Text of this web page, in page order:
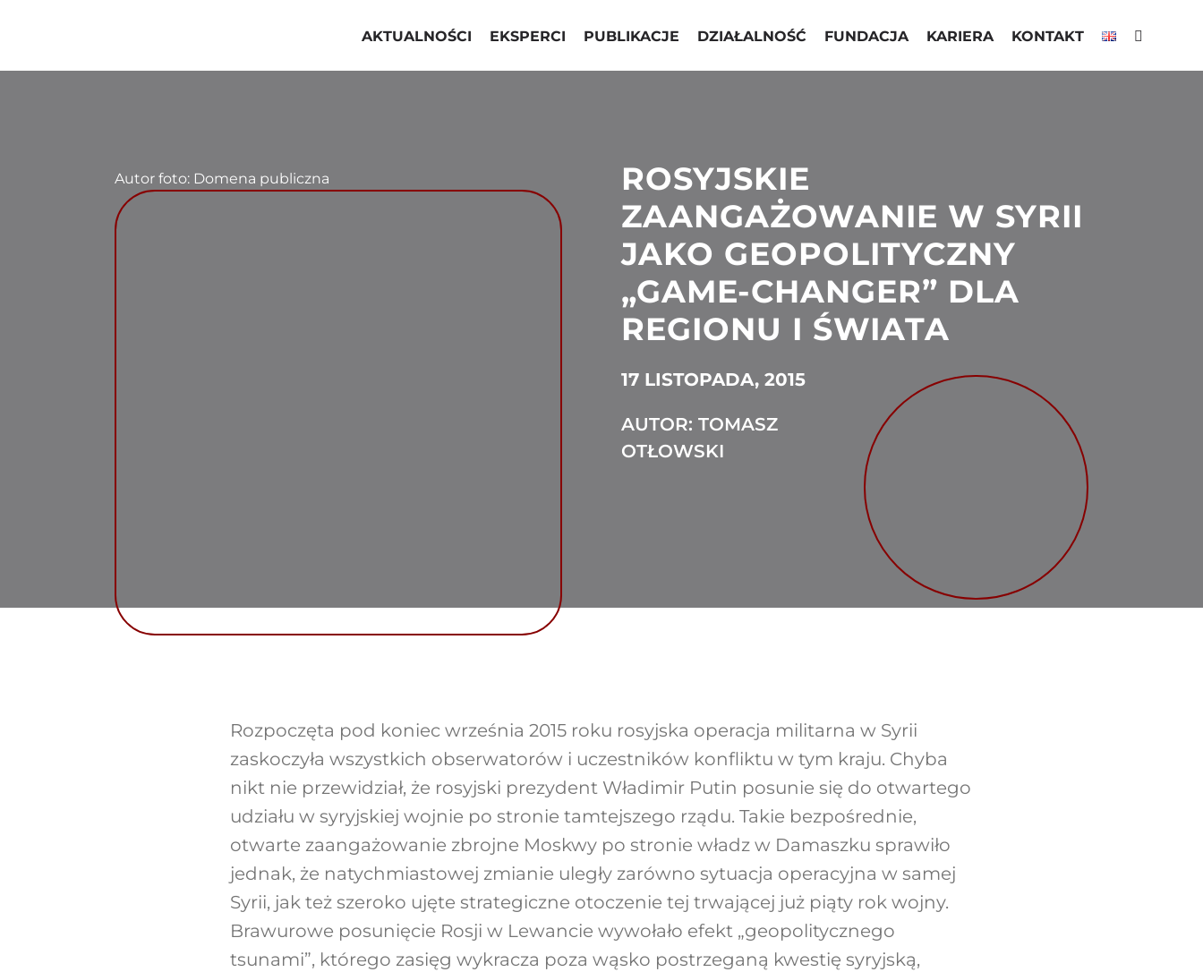
AKTUALNOŚCI EKSPERCI PUBLIKACJE DZIAŁALNOŚĆ FUNDACJA KARIERA KONTAKT
Autor foto: Domena publiczna
ROSYJSKIE
ZAANGAŻOWANIE W SYRII
JAKO GEOPOLITYCZNY
„GAME-CHANGER” DLA
REGIONU I ŚWIATA
17 LISTOPADA, 2015
AUTOR: TOMASZ
OTŁOWSKI
Rozpoczęta pod koniec września 2015 roku rosyjska operacja militarna w Syrii
zaskoczyła wszystkich obserwatorów i uczestników konfliktu w tym kraju. Chyba
nikt nie przewidział, że rosyjski prezydent Władimir Putin posunie się do otwartego
udziału w syryjskiej wojnie po stronie tamtejszego rządu. Takie bezpośrednie,
otwarte zaangażowanie zbrojne Moskwy po stronie władz w Damaszku sprawiło
jednak, że natychmiastowej zmianie uległy zarówno sytuacja operacyjna w samej
Syrii, jak też szeroko ujęte strategiczne otoczenie tej trwającej już piąty rok wojny.
Brawurowe posunięcie Rosji w Lewancie wywołało efekt „geopolitycznego
tsunami”, którego zasięg wykracza poza wąsko postrzeganą kwestię syryjską,